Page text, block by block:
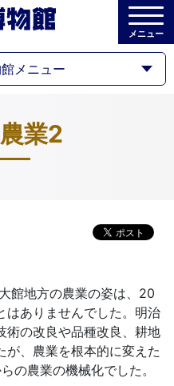
メニュー
メニュー
業2
館地方の農業の姿は、20
はありませんでした。明治
術の改良や品種改良、耕地
が、農業を根本的に変えた
の農業の機械化でした。